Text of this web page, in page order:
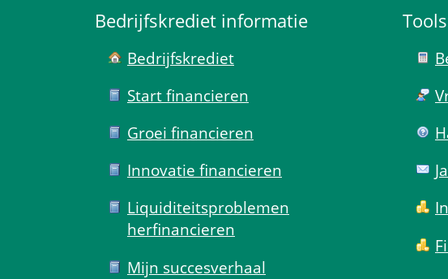
Bedrijfskrediet informatie
Bedrijfskrediet
Start financieren
Groei financieren
Innovatie financieren
Liquiditeits­problemen
herfinancieren
Mijn succes­verhaal